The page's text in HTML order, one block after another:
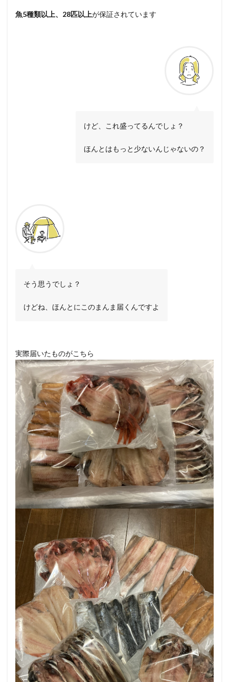
魚5種類以上、28匹以上が保証されています
けど、これ盛ってるんでしょ？
ほんとはもっと少ないんじゃないの？
そう思うでしょ？
けどね、ほんとにこのまんま届くんですよ
実際届いたものがこちら